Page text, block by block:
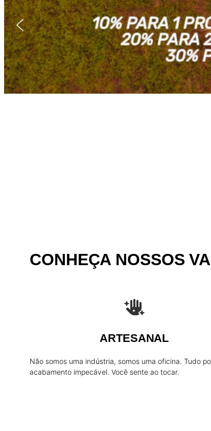
CONHEÇA NOSSOS
ARTESANAL
Não somos uma indústria, somos uma oficina. Tudo
acabamento impecável. Você sente ao tocar.